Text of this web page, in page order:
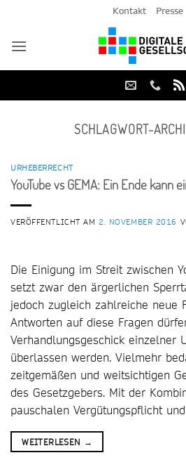
springen
Kontakt Presse
SCHLAGWORT-
URHEBERRECHT
YouTube vs GEMA: Ein Ende kann
VERÖFFENTLICHT AM 2. NOVEMBER 2016
Die Einigung im Streit zwischen
setzt zwar den ärgerlichen
jedoch zugleich zahlreiche neue
Antworten auf diese Fragen
Verhandlungsgeschick einzelner
überlassen werden. Vielmehr
zeitgemäßen und weitsichtigen
des Gesetzgebers. Mit der
pauschalen Vergütungspflicht
WEITERLESEN →